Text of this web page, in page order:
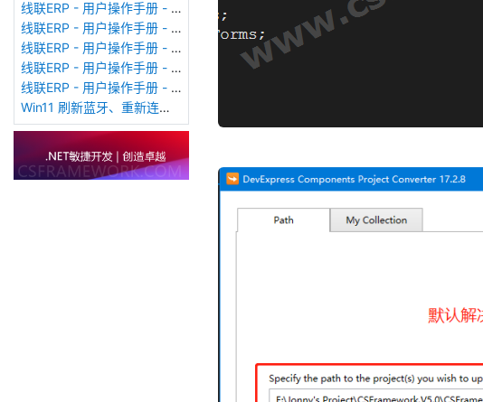
线联ERP - 用户操作手册 - 考勤参数配置
线联ERP - 用户操作手册 - 考勤设备绑定
线联ERP - 用户操作手册 - 员工档案
线联ERP - 用户操作手册 - 班次管理
线联ERP - 用户操作手册 - 排班管理
Win11 刷新蓝牙、重新连接蓝牙音响